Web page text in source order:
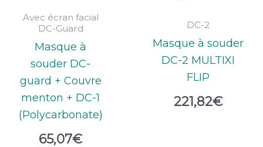
Avec écran facial
DC-Guard
Masque à
souder DC-
guard + Couvre
menton + DC-1
(Polycarbonate)
65,07€
DC-2
Masque à souder
DC-2 MULTIXI
FLIP
221,82€